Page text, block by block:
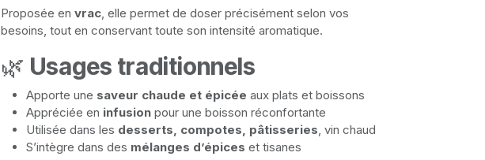
Proposée en vrac, elle permet de doser précisément selon vos
besoins, tout en conservant toute son intensité aromatique.
🌿 Usages traditionnels
Apporte une saveur chaude et épicée aux plats et boissons
Appréciée en infusion pour une boisson réconfortante
Utilisée dans les desserts, compotes, pâtisseries, vin chaud
S’intègre dans des mélanges d’épices et tisanes